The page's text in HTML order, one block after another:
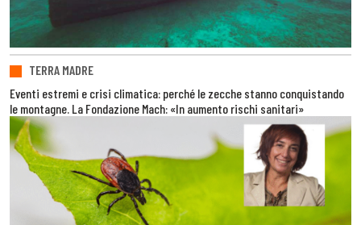
TERRA MADRE
Eventi estremi e crisi climatica: perché le zecche stanno conquistando
le montagne. La Fondazione Mach: «In aumento rischi sanitari»